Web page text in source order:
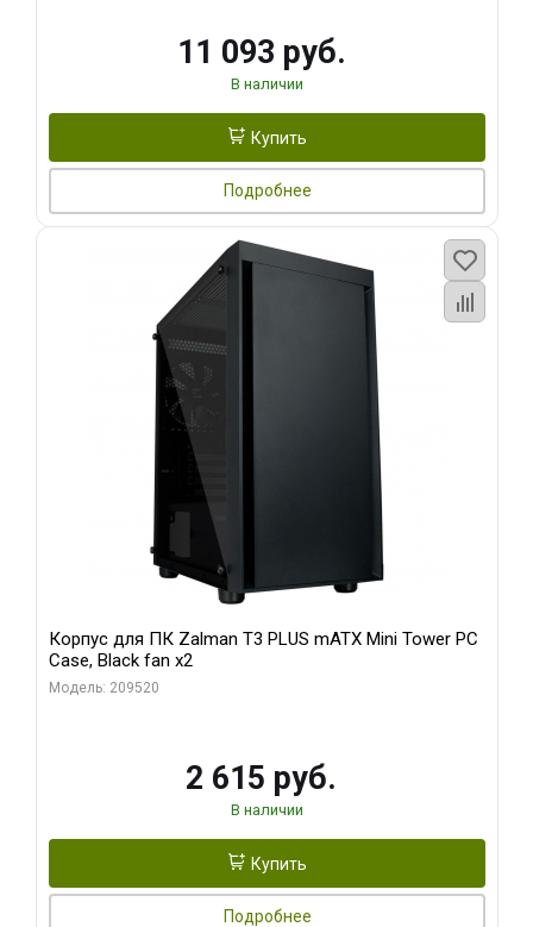
11 093 руб.
В наличии
Купить
Подробнее
Корпус для ПК Zalman T3 PLUS mATX Mini Tower PC
Case, Black fan x2
Модель: 209520
2 615 руб.
В наличии
Купить
Подробнее